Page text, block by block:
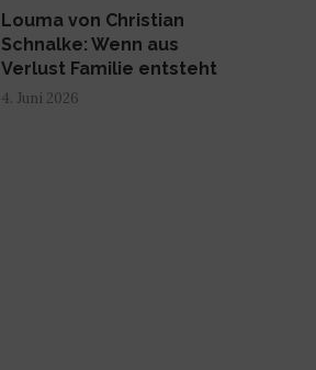
Louma von Christian
Schnalke: Wenn aus
Verlust Familie entsteht
4. Juni 2026